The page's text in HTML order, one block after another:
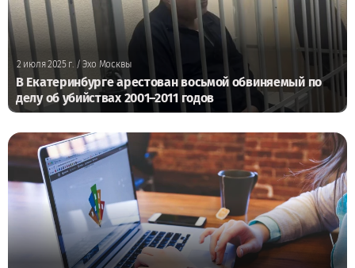
2 июля 2025 г./ Эхо Москвы
В Екатеринбурге арестован восьмой обвиняемый по
делу об убийствах 2001–2011 годов